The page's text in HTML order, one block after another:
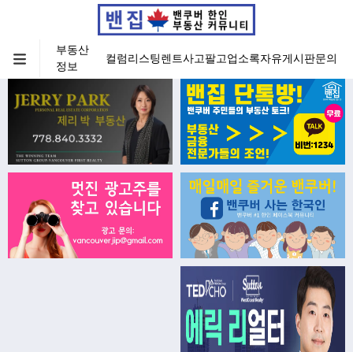
부동산
정보
컬럼리스팅렌트사고팔고업소록자유게시판문의